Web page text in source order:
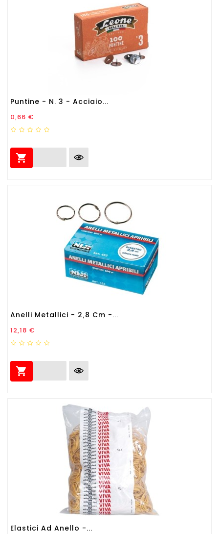
Puntine - N. 3 - Acciaio...
Prezzo
0,66 €

Anelli Metallici - 2,8 Cm -...
Prezzo
12,18 €

Elastici Ad Anello -...